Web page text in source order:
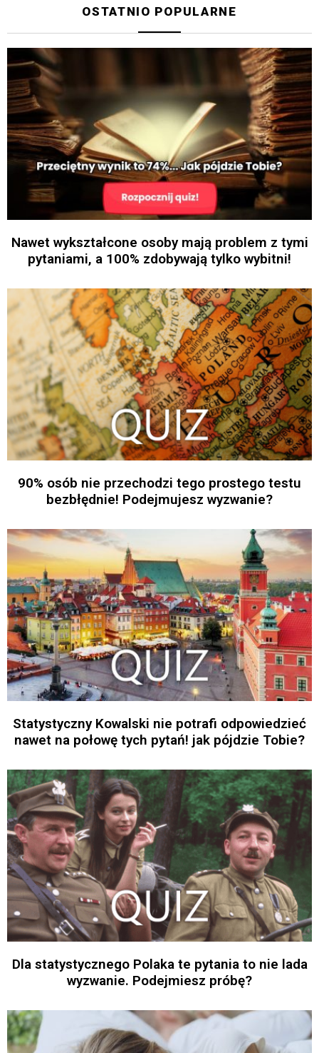
OSTATNIO POPULARNE
Nawet wykształcone osoby mają problem z tymi
pytaniami, a 100% zdobywają tylko wybitni!
90% osób nie przechodzi tego prostego testu
bezbłędnie! Podejmujesz wyzwanie?
Statystyczny Kowalski nie potrafi odpowiedzieć
nawet na połowę tych pytań! jak pójdzie Tobie?
Dla statystycznego Polaka te pytania to nie lada
wyzwanie. Podejmiesz próbę?